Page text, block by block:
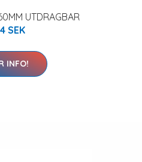
UTDRAGBAR
SEK
INFO!